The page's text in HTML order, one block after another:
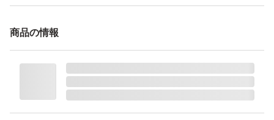
1成分配合。表皮・真皮まで深く効きながら、角層内部の
ます。
商品の情報